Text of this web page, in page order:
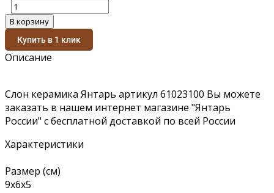
В корзину
Купить в 1 клик
Описание
Слон керамика Янтарь артикул 61023100 Вы можете
заказать в нашем интернет магазине "Янтарь
России" с бесплатной доставкой по всей России
Характеристики
Размер (см)
9х6х5